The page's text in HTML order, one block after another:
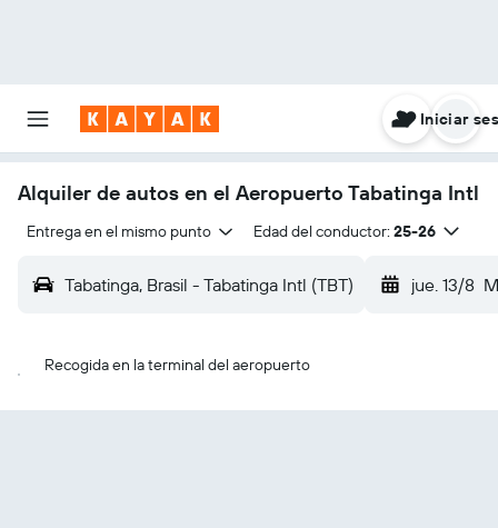
Iniciar
Alquiler de autos en el Aeropuerto Tabatinga Intl
Entrega en el mismo punto Edad del conductor: 25-26
Tabatinga, Brasil - Tabatinga Intl (TBT) jue. 13/8
Recogida en la terminal del aeropuerto